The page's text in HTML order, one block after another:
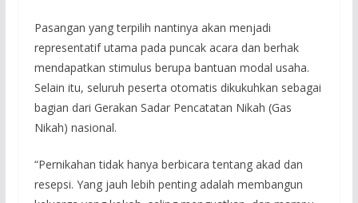
Pasangan yang terpilih nantinya akan menjadi
representatif utama pada puncak acara dan berhak
mendapatkan stimulus berupa bantuan modal usaha.
Selain itu, seluruh peserta otomatis dikukuhkan sebagai
bagian dari Gerakan Sadar Pencatatan Nikah (Gas
Nikah) nasional.
“Pernikahan tidak hanya berbicara tentang akad dan
resepsi. Yang jauh lebih penting adalah membangun